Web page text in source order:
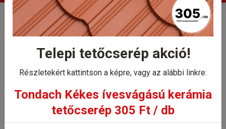
Tondach V11 szellőzőcserép
Kezdőlap Tondach V11 szellőzőcserép
Telepi tetőcserép akció!
Részletekért kattintson a képre, vagy az alábbi linkre:
Tondach Kékes ívesvágású kerámia
tetőcserép 305 Ft / db